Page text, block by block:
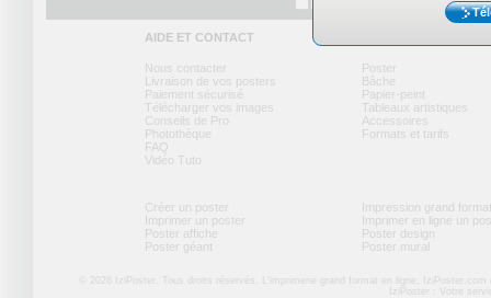
Facebook
Youtube
AIDE ET CONTACT
Nous contacter
Livraison de vos posters
Paiement sécurisé
Télécharger vos images
Conseils de Pro
Photothèque
FAQ
Vidéo Tuto
Poster
Bâche
Papier-peint
Tableaux artistiques
Accessoires
Formats et tarifs
Créer un poster
Imprimer un poster
Poster affiche
Poster géant
Impression grand format
Imprimer en ligne un
Poster design
Poster mural
© 2026 IziPoster. Tous droits réservés. L'imprimerie grand format en ligne,
IziPoster : Votre